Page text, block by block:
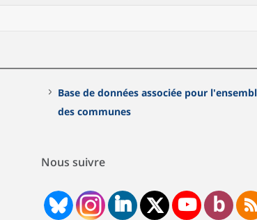
Base de données associée pour
des communes
Nous suivre